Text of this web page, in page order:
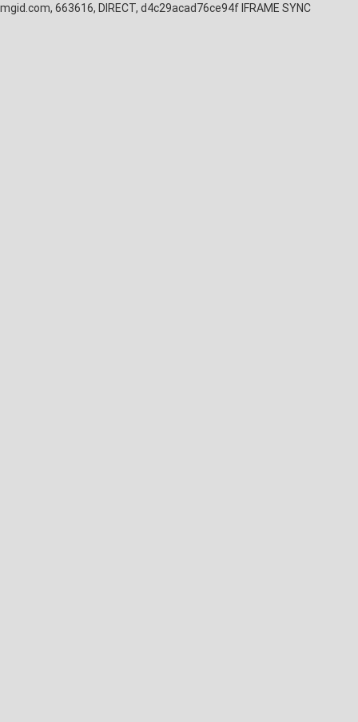
mgid.com, 663616, DIRECT, d4c29acad76ce94f IFRAME SYNC